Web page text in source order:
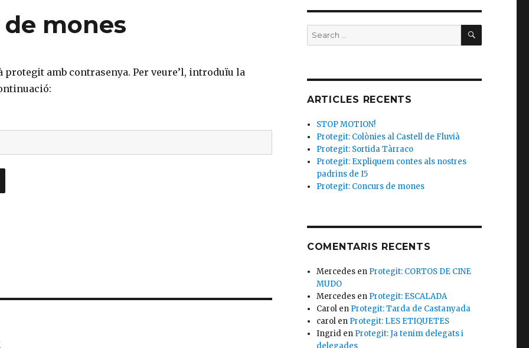
mones
protegit amb contrasenya. Per veure’l, introduïu la
Search
for:
SEARCH
ARTICLES RECENTS
STOP MOTION!
Protegit: Colònies al Castell de Fluvià
Protegit: Sortida Tàrraco
Protegit: Expliquem contes als nostres
padrins de I5
Protegit: Concurs de mones
COMENTARIS RECENTS
Mercedes en Protegit: CORTOS DE CINE
MUDO
Mercedes en Protegit: ESCALADA
Carol en Protegit: Tarda de Castanyada
carol en Protegit: LES ETIQUETES
Ingrid en Protegit: Ja tenim delegats i